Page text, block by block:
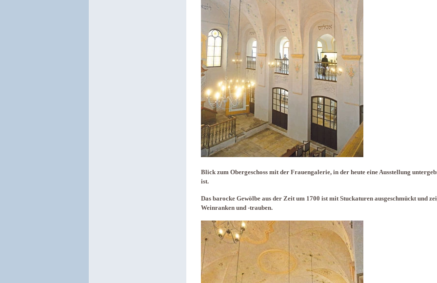
Blick zum Obergeschoss mit der Frauengalerie, in der heute eine Ausstellung
ist.
Das barocke Gewölbe aus der Zeit um 1700 ist mit Stuckaturen ausgeschmückt und
Weinranken und -trauben.